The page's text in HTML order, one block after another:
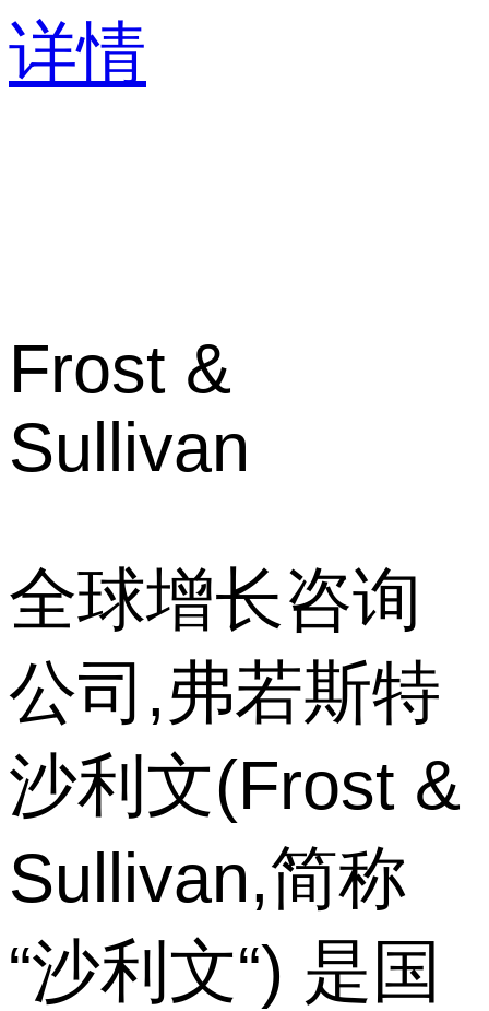
详情
Frost &
Sullivan
全球增长咨询
公司,弗若斯特
沙利文(Frost &
Sullivan,简称
“沙利文“) 是国